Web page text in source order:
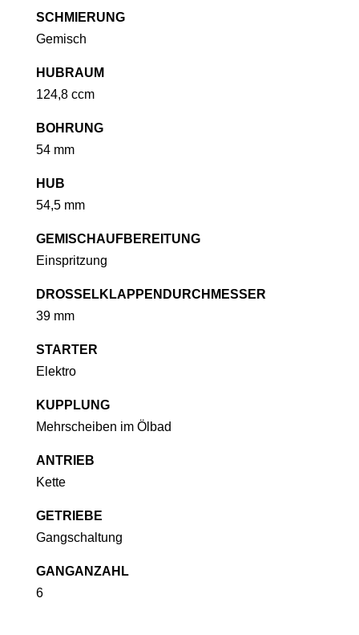
SCHMIERUNG
Gemisch
HUBRAUM
124,8 ccm
BOHRUNG
54 mm
HUB
54,5 mm
GEMISCHAUFBEREITUNG
Einspritzung
DROSSELKLAPPENDURCHMESSER
39 mm
STARTER
Elektro
KUPPLUNG
Mehrscheiben im Ölbad
ANTRIEB
Kette
GETRIEBE
Gangschaltung
GANGANZAHL
6